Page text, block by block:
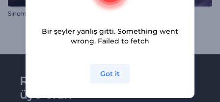
Sinematik Şimşekli Bulut Logosu
Renderforest bültenine
üye olun
Bir şeyler yanlış gitti. Something went
wrong. Failed to fetch
Got it